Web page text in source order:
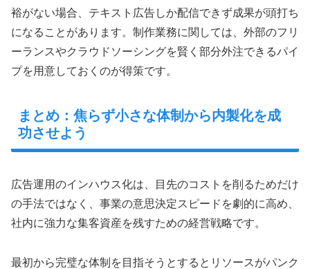
裕がない場合、テキスト広告しか配信できず成果が頭打ち
になることがあります。制作業務に関しては、外部のフリ
ーランスやクラウドソーシングを賢く部分外注できるパイ
プを用意しておくのが得策です。
まとめ：焦らず小さな体制から内製化を成
功させよう
広告運用のインハウス化は、目先のコストを削るためだけ
の手法ではなく、事業の意思決定スピードを劇的に高め、
社内に強力な集客資産を残すための経営戦略です。
最初から完璧な体制を目指そうとするとリソースがパンク